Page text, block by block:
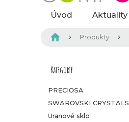
Úvod Aktuality
Domů Produkty
P
o
s
Přeskočit
Kategorie
PRECIOSA
SWAROVSKI CRYSTALS
Uranové sklo